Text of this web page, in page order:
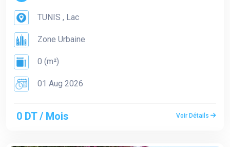
TUNIS , Lac
Zone Urbaine
0 (m²)
01 Aug 2026
0 DT / Mois Voir Détails